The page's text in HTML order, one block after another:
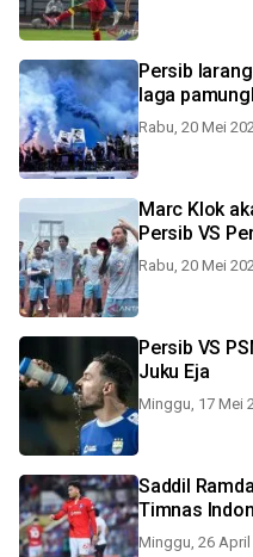
Persib
laga
Rabu, 20 Mei
Marc Klok
Persib VS
Rabu, 20 Mei
Persib VS
Juku Eja
Minggu, 17 Mei
Saddil
Timnas
Minggu, 26 April